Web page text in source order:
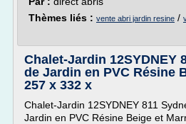
Thèmes liés : vente abri jardin resine /
Chalet-Jardin 12SYDNEY
de Jardin en PVC Résine
257 x 332 x
Chalet-Jardin 12SYDNEY 811
Jardin en PVC Résine Beige et